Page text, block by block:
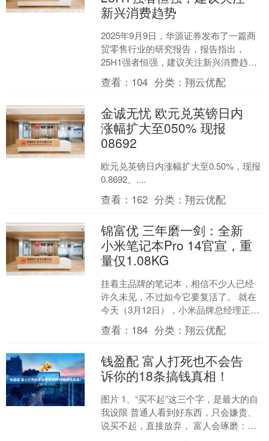
新兴消费趋势
2025年9月9日，华源证券发布了一篇商
贸零售行业的研究报告，报告指出，
25H1强者恒强，建议关注新兴消费趋
势。 报告具体内容如下： 投资要点：
25H1美妆板....
查看： 104 分类：翔云优配
金诚无忧 欧元兑英镑日内
涨幅扩大至050% 现报
08692
欧元兑英镑日内涨幅扩大至0.50%，现报
0.8692。....
查看： 162 分类：翔云优配
锦富优 三年磨一剑：全新
小米笔记本Pro 14官宣，重
量仅1.08KG
挂着主品牌的笔记本，相信不少人已经
许久未见，不过如今它要复活了。 就在
今天（3月12日），小米品牌总经理正式
官宣，全新Xiaomi Book Pro 14即将发....
查看： 184 分类：翔云优配
钱盈配 富人打死也不会告
诉你的18条搞钱真相！
图片 1、“买不起”这三个字，是最大的自
我设限 普通人看到好东西，只会嫌贵、
说买不起，直接放弃， 富人会琢磨：我
怎么努力才能买得起。 前者是给自己设